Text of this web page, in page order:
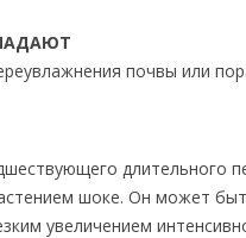
почвы или
длительного
шоке. Он может
увеличением